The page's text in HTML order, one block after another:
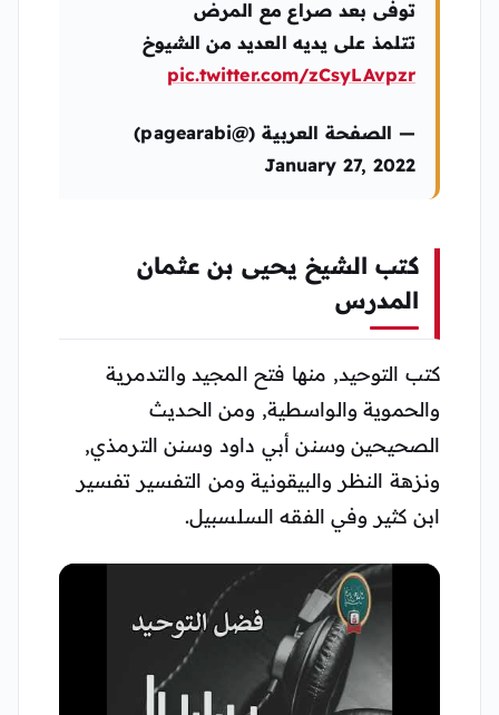
توفى بعد صراع مع المرض
تتلمذ على يديه العديد من الشيوخ
pic.twitter.com/zCsyLAvpzr
— الصفحة العربية (@pagearabi)
January 27, 2022
كتب الشيخ يحيى بن عثمان
المدرس
كتب التوحيد, منها فتح المجيد والتدمرية
والحموية والواسطية, ومن الحديث
الصحيحين وسنن أبي داود وسنن الترمذي,
ونزهة النظر والبيقونية ومن التفسير تفسير
ابن كثير وفي الفقه السلسبيل.